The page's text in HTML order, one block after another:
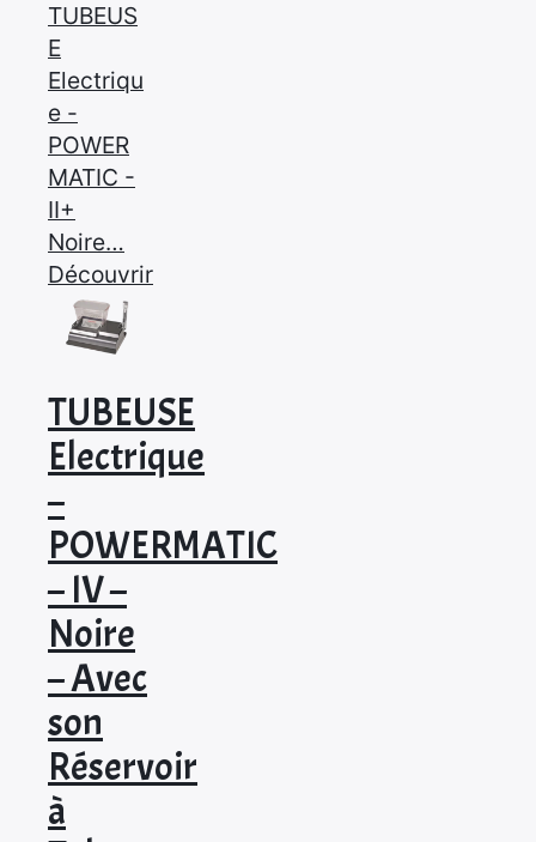
TUBEUS
E
Electriqu
e -
POWER
MATIC -
II+
Noire…
Découvrir
TUBEUSE
Electrique
–
POWERMATIC
– IV –
Noire
– Avec
son
Réservoir
à